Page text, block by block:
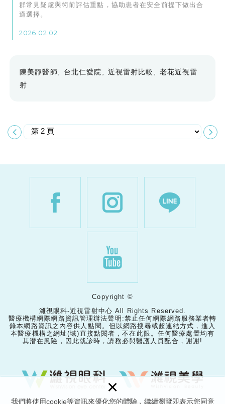
我們將使用cookie等資訊來優化您的體驗，繼續瀏覽即表示您同意
×
群常見疑慮與術前評估重點，協助患者在安全前提下做出合
適選擇。
2026.02.02
陳美靜醫師 台北仁愛院 近視雷射比較
老花近視雷
射
Copyright ©
濰視眼科-近視雷射中心 All Rights Reserved.
醫療機構網際網路資訊管理辦法聲明:禁止任何網際網路服務業者轉
錄本網路資訊之內容供人點閱。但以網路搜尋或超連結方式，進入
本醫療機構之網址(域)直接點閱者，不在此限。任何醫療處置均有
其潛在風險，因此就診時，請務必與醫護人員配合，謝謝!